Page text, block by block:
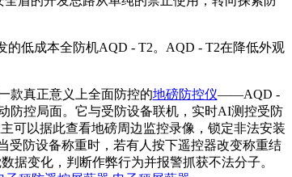
低成本全防机AQD - T2。AQD - T2在降低外观
款真正意义上全面防控的地磅防控仪——AQD -
防控局面。它与受防设备联机，实时AI测控受防
可以据此查看地磅周边监控录像，锁定非法安装
受防设备称重时，若有人按下遥控器改变称重结
据变化，判断作弊行为并报警抓获不法分子。